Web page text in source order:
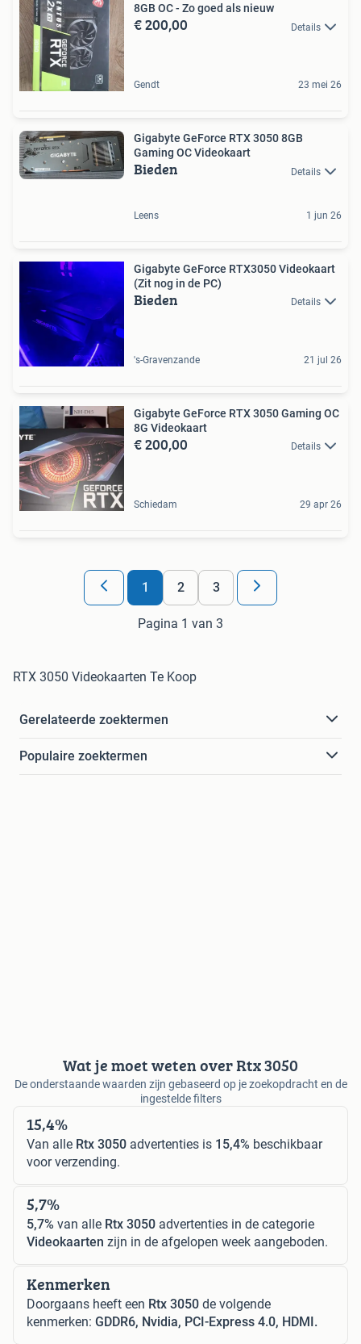
8GB OC - Zo goed als nieuw
€ 200,00 Details
Gendt 23 mei 26
Gigabyte GeForce RTX 3050 8GB
Gaming OC Videokaart
Bieden Details
Leens 1 jun 26
Gigabyte GeForce RTX3050 Videokaart
(Zit nog in de PC)
Bieden Details
's-Gravenzande 21 jul 26
Gigabyte GeForce RTX 3050 Gaming OC
8G Videokaart
€ 200,00 Details
Schiedam 29 apr 26
1 2 3
Pagina 1 van 3
RTX 3050 Videokaarten Te Koop
Gerelateerde zoektermen
Populaire zoektermen
Wat je moet weten over Rtx 3050
De onderstaande waarden zijn gebaseerd op je zoekopdracht en de
ingestelde filters
15,4%
Van alle Rtx 3050 advertenties is 15,4% beschikbaar
voor verzending.
5,7%
5,7% van alle Rtx 3050 advertenties in de categorie
Videokaarten zijn in de afgelopen week aangeboden.
Kenmerken
Doorgaans heeft een Rtx 3050 de volgende
kenmerken: GDDR6, Nvidia, PCI-Express 4.0, HDMI.